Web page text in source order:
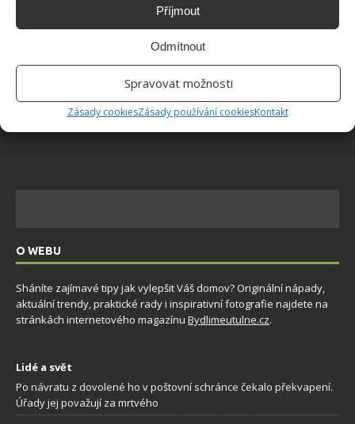
Příjmout
Odmítnout
Spravovat možnosti
Zásady cookiesZásady používání cookiesKontakt
zápachu
8.8.2026
O WEBU
Sháníte zajímavé tipy jak vylepšit Váš domov? Originální nápady,
aktuální trendy, praktické rady i inspirativní fotografie najdete na
stránkách internetového magazínu Bydlimeutulne.cz.
Lidé a svět
Po návratu z dovolené ho v poštovní schránce čekalo překvapení.
Úřady jej považují za mrtvého